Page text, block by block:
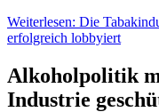
Weiterlesen: Die
erfolgreich lobbyiert
Alkoholpolitik
Industrie